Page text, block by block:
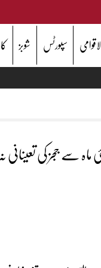
سپورٹس شوبز
سے ججز کی تعینانی